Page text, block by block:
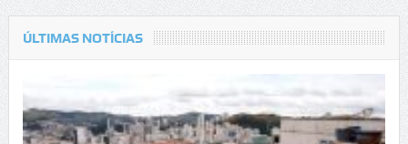
ÚLTIMAS NOTÍCIAS